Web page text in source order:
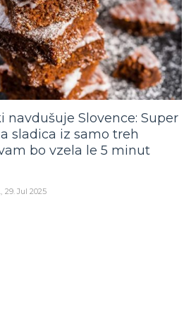
navdušuje Slovence: Super
sladica iz samo treh
bo vzela le 5 minut
29. Jul 2025